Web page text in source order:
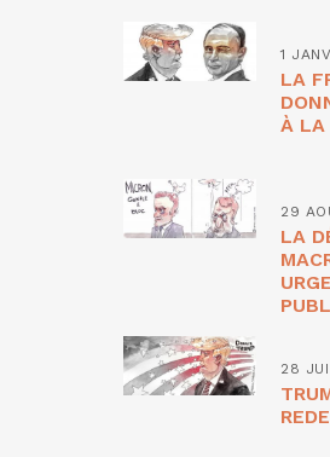
1
LA
À LA
29
LA
28